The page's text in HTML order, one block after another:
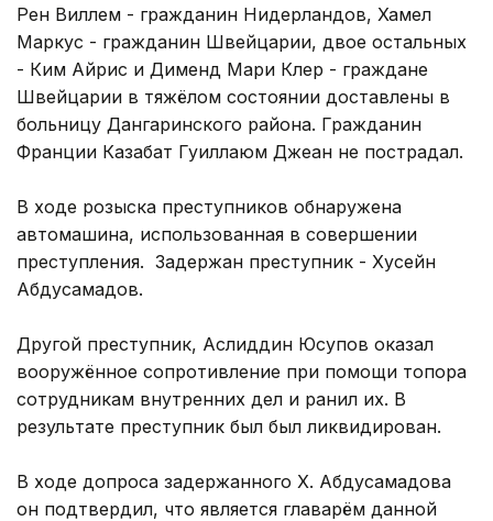
Рен Виллем - гражданин Нидерландов, Хамел
Маркус - гражданин Швейцарии, двое остальных
- Ким Айрис и Дименд Мари Клер - граждане
Швейцарии в тяжёлом состоянии доставлены в
больницу Дангаринского района. Гражданин
Франции Казабат Гуиллаюм Джеан не пострадал.
В ходе розыска преступников обнаружена
автомашина, использованная в совершении
преступления. Задержан преступник - Хусейн
Абдусамадов.
Другой преступник, Аслиддин Юсупов оказал
вооружённое сопротивление при помощи топора
сотрудникам внутренних дел и ранил их. В
результате преступник был был ликвидирован.
В ходе допроса задержанного Х. Абдусамадова
он подтвердил, что является главарём данной